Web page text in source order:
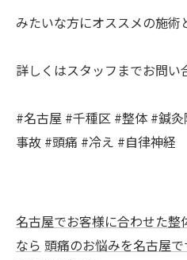
みたいな方にオススメの施術
詳しくはスタッフまでお問
#名古屋 #千種区 #整体 #鍼
事故 #頭痛 #冷え #自律神経
名古屋でお客様に合わせた整
なら 頭痛のお悩みを名古屋で